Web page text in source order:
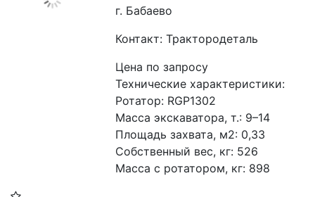
г. Бабаево
Контакт: Трактородеталь
Цена по запросу
Технические характеристики:
Ротатор: RGP1302
Масса экскаватора, т.: 9–14
Площадь захвата, м2: 0,33
Собственный вес, кг: 526
Масса с ротатором, кг: 898